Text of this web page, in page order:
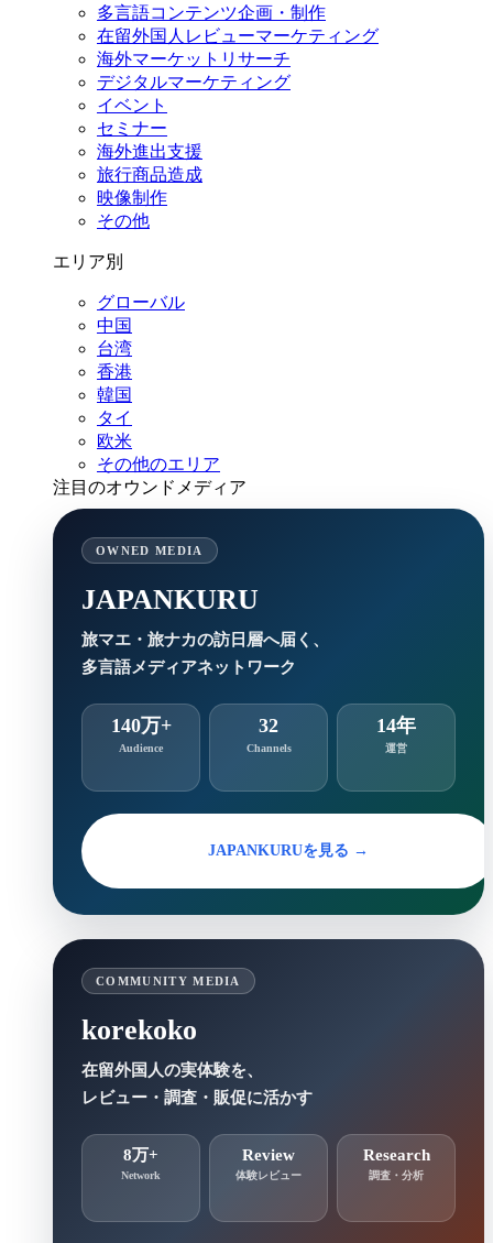
多言語コンテンツ企画・制作
在留外国⼈レビューマーケティング
海外マーケットリサーチ
デジタルマーケティング
イベント
セミナー
海外進出支援
旅行商品造成
映像制作
その他
エリア別
グローバル
中国
台湾
香港
韓国
タイ
欧米
その他のエリア
注目のオウンドメディア
OWNED MEDIA
JAPANKURU
旅マエ・旅ナカの訪日層へ届く、
多言語メディアネットワーク
140万+
Audience
32
Channels
14年
運営
JAPANKURUを見る →
COMMUNITY MEDIA
korekoko
在留外国人の実体験を、
レビュー・調査・販促に活かす
8万+
Network
Review
体験レビュー
Research
調査・分析